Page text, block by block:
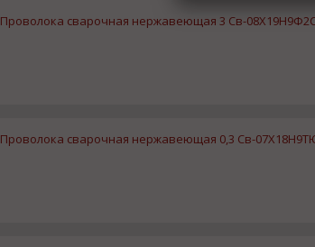
Проволока сварочная нержавеющая 3 Св-
Проволока сварочная нержавеющая 0,3 Св-